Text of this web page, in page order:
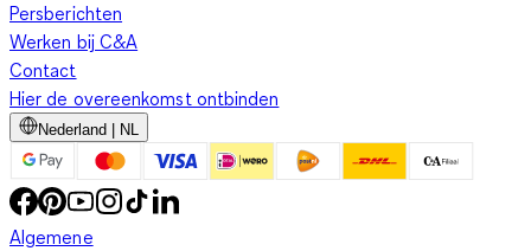
Persberichten
Werken bij C&A
Contact
Hier de overeenkomst ontbinden
Nederland | NL
Algemene